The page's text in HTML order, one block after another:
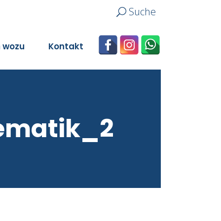
Suche
Kontakt